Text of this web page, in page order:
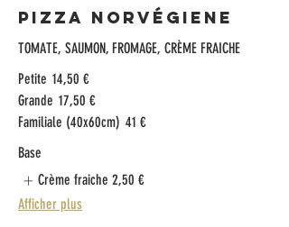
Pizza Norvégiene
TOMATE, SAUMON, FROMAGE, CRÈME FRAICHE
Petite 14,50 €
Grande 17,50 €
Familiale (40x60cm) 41 €
Base
Crème fraiche 2,50 €
Afficher plus